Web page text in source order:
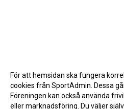
För att hemsidan ska fungera
cookies från SportAdmin. Dessa
Föreningen kan också använda
eller marknadsföring. Du väljer